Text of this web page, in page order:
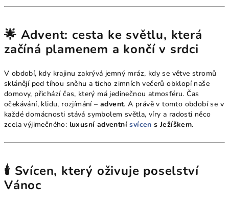
🌟 Advent: cesta ke světlu, která
začíná plamenem a končí v srdci
V období, kdy krajinu zakrývá jemný mráz, kdy se větve stromů
sklánějí pod tíhou sněhu a ticho zimních večerů obklopí naše
domovy, přichází čas, který má jedinečnou atmosféru. Čas
očekávání, klidu, rozjímání – advent. A právě v tomto období se v
každé domácnosti stává symbolem světla, víry a radosti něco
zcela výjimečného: luxusní adventnísvícen s Ježíškem.
🕯️ Svícen, který oživuje poselství
Vánoc